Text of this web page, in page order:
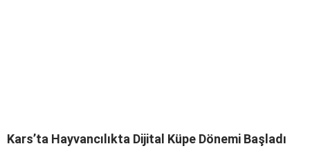
Kars’ta Hayvancılıkta Dijital Küpe Dönemi Başladı